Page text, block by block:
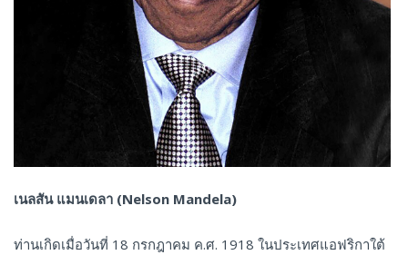
เนลสัน แมนเดลา (Nelson Mandela)
ท่านเกิดเมื่อวันที่ 18 กรกฎาคม ค.ศ. 1918 ในประเทศแอฟริกาใต้